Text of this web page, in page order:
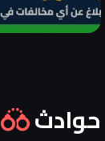
حوادث